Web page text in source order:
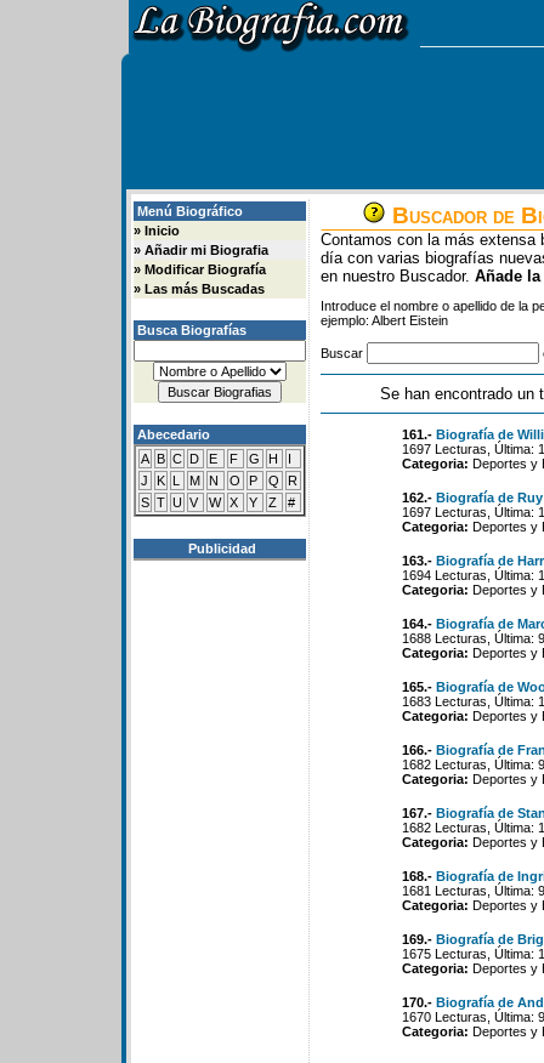
Menú Biográfico
» Inicio
» Añadir mi Biografia
» Modificar Biografía
» Las más Buscadas
Busca Biografías
Abecedario
A B C D E F G H
I
J
K L M N O P Q
R
S T U V W X Y Z #
Publicidad
Buscador de
Contamos con la más extensa
día con varias biografías
en nuestro Buscador. Añade
Introduce el nombre o apellido de la
ejemplo: Albert Eistein
Buscar
Se han encontrado un
161.- Biografía de
1697 Lecturas, Última:
Categoria: Deportes y
162.- Biografía de
1697 Lecturas, Última:
Categoria: Deportes y
163.- Biografía de
1694 Lecturas, Última:
Categoria: Deportes y
164.- Biografía de
1688 Lecturas, Última:
Categoria: Deportes y
165.- Biografía de
1683 Lecturas, Última:
Categoria: Deportes y
166.- Biografía de
1682 Lecturas, Última:
Categoria: Deportes y
167.- Biografía de
1682 Lecturas, Última:
Categoria: Deportes y
168.- Biografía de
1681 Lecturas, Última:
Categoria: Deportes y
169.- Biografía de
1675 Lecturas, Última:
Categoria: Deportes y
170.- Biografía de
1670 Lecturas, Última:
Categoria: Deportes y